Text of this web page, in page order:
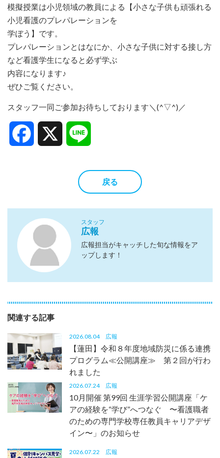
模擬授業は小児領域の教員による【小さな子供も頑張れる
小児看護のプレパレーションを
学ぼう】です。
プレパレーションとはなにか、小さな子供に対する接し方
など看護学生になると必ず学ぶ
内容になります♪
ぜひご覧ください。
スタッフ一同ご参加お待ちしております＼(^▽^)／
Facebook
戻る
スタッフ
広報
広報担当がキャッチした旬な情報をア
ップします！
関連する記事
2026.08.04 広報
【蓮田】令和８年度地域防災に係る連携
プログラム≪公開講座≫ 第２回が行わ
れました
2026.07.24 広報
10月開催 第99回 生涯学習公開講座「ケ
アの経験を“学び”へつなぐ 〜看護職者
のための専門学校専任教員キャリアデザ
イン〜」のお知らせ
2026.07.22 広報